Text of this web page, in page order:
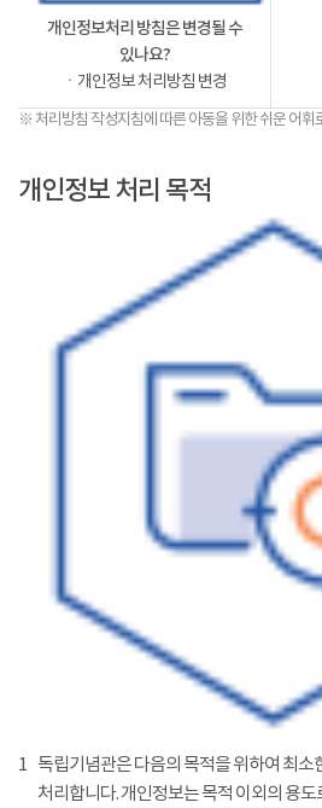
개인정보처리 방침은 변경될 수
있나요?
ㆍ개인정보 처리방침 변경
※ 처리방침 작성지침에 따른 아동을 위한 쉬운 어휘
개인정보 처리 목적
1 독립기념관은 다음의 목적을 위하여 최소
처리합니다. 개인정보는 목적 이외의 용